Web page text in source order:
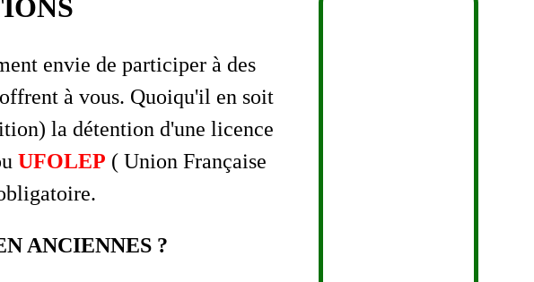
envie de participer à des
à vous. Quoiqu'il en soit
la détention d'une licence
UFOLEP ( Union Française
ANCIENNES ?